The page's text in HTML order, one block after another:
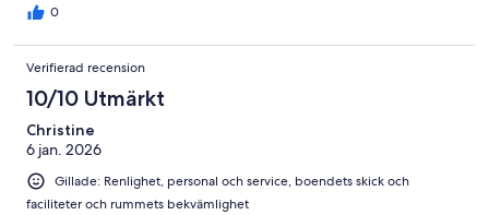
0
Verifierad recension
10/10 Utmärkt
Christine
6 jan. 2026
Gillade: Renlighet, personal och service, boendets skick och
faciliteter och rummets bekvämlighet